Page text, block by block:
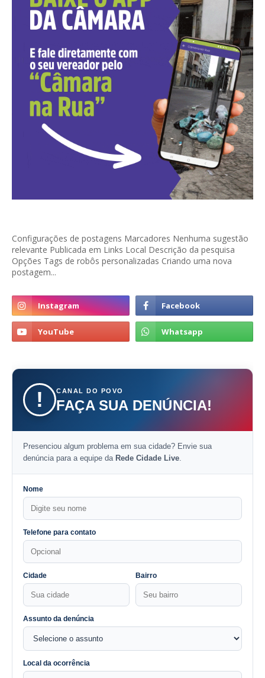
Configurações de postagens Marcadores Nenhuma sugestão
relevante Publicada em Links Local Descrição da pesquisa
Opções Tags de robôs personalizadas Criando uma nova
postagem...
! CANAL DO POVO
FAÇA SUA DENÚNCIA!
Presenciou algum problema em sua cidade? Envie sua
denúncia para a equipe da Rede Cidade Live
Nome
Telefone para contato
Cidade Bairro
Assunto da denúncia
Local da ocorrência